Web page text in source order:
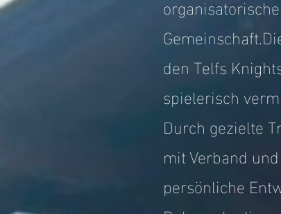
den Telfs
spielerisch
Durch gezielte
mit Verband
persönliche